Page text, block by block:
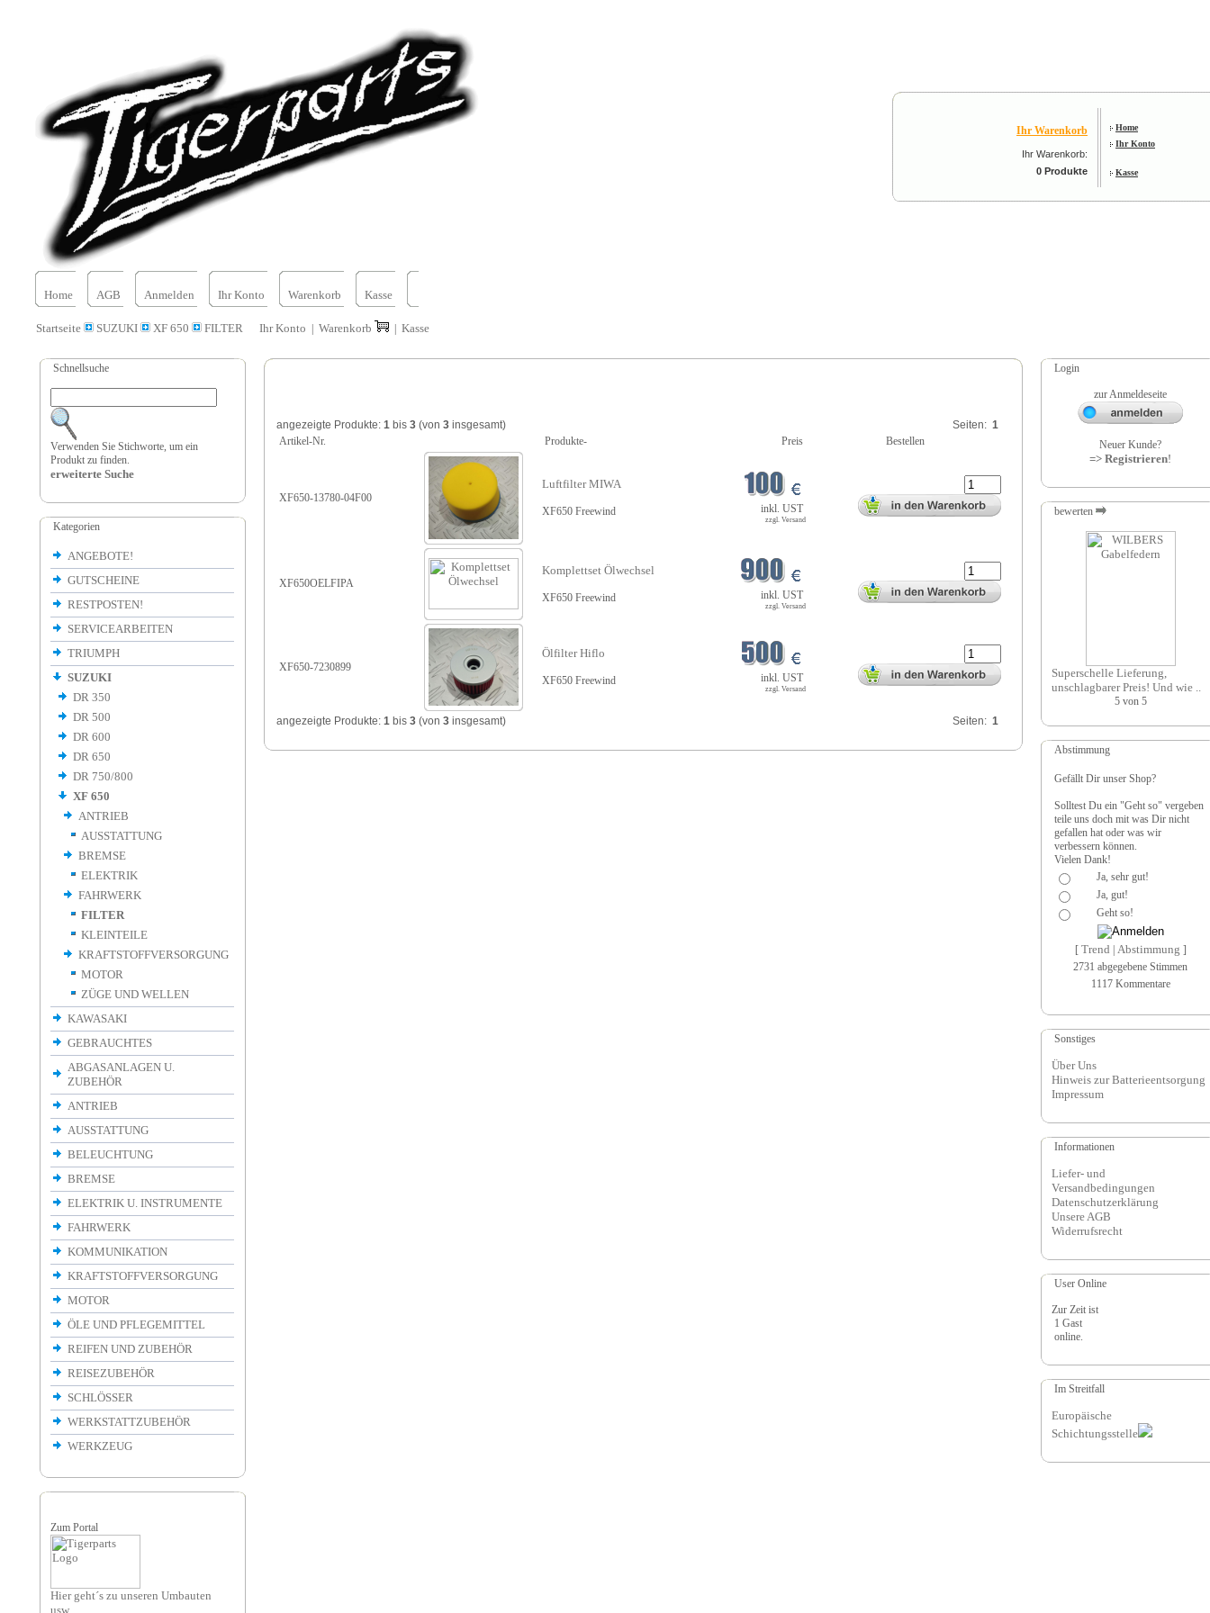
Ihr Warenkorb
Ihr Warenkorb:
0 Produkte
Home
Ihr Konto
Kasse
Home AGB Anmelden Ihr Konto Warenkorb Kasse
Startseite SUZUKI XF 650 FILTER Ihr Konto Warenkorb Kasse
Schnellsuche
Verwenden Sie Stichworte, um ein
Produkt zu finden.
erweiterte Suche
Kategorien
ANGEBOTE!
GUTSCHEINE
RESTPOSTEN!
SERVICEARBEITEN
TRIUMPH
SUZUKI
DR 350
DR 500
DR 600
DR 650
DR 750/800
XF 650
ANTRIEB
AUSSTATTUNG
BREMSE
ELEKTRIK
FAHRWERK
FILTER
KLEINTEILE
KRAFTSTOFFVERSORGUNG
MOTOR
ZÜGE UND WELLEN
KAWASAKI
GEBRAUCHTES
ABGASANLAGEN U.
ZUBEHÖR
ANTRIEB
AUSSTATTUNG
BELEUCHTUNG
BREMSE
ELEKTRIK U. INSTRUMENTE
FAHRWERK
KOMMUNIKATION
KRAFTSTOFFVERSORGUNG
MOTOR
ÖLE UND PFLEGEMITTEL
REIFEN UND ZUBEHÖR
REISEZUBEHÖR
SCHLÖSSER
WERKSTATTZUBEHÖR
WERKZEUG
Zum Portal
Hier geht´s zu unseren Umbauten
usw.
angezeigte Produkte: 1 bis 3 (von 3 insgesamt) Seiten: 1
Artikel-Nr.
Produkte- Preis Bestellen
XF650-13780-04F00
Luftfilter MIWA
XF650 Freewind inkl. UST
zzgl. Versand
XF650OELFIPA
Komplettset Ölwechsel
XF650 Freewind inkl. UST
zzgl. Versand
XF650-7230899
Ölfilter Hiflo
XF650 Freewind inkl. UST
zzgl. Versand
angezeigte Produkte: 1 bis 3 (von 3 insgesamt) Seiten: 1
Login
zur Anmeldeseite
Neuer Kunde?
=> Registrieren!
bewerten
Superschelle Lieferung,
unschlagbarer Preis! Und wie ..
Abstimmung
Gefällt Dir unser Shop?
Solltest Du ein "Geht so" vergeben
teile uns doch mit was Dir nicht
gefallen hat oder was wir
verbessern können.
Vielen Dank!
Ja, sehr gut!
Ja, gut!
Geht so!
[ Trend Abstimmung ]
2731 abgegebene Stimmen
1117 Kommentare
Sonstiges
Über Uns
Hinweis zur Batterieentsorgung
Impressum
Informationen
Liefer- und
Versandbedingungen
Datenschutzerklärung
Unsere AGB
Widerrufsrecht
User Online
Zur Zeit ist
1 Gast
online.
Im Streitfall
Europäische
Schichtungsstelle